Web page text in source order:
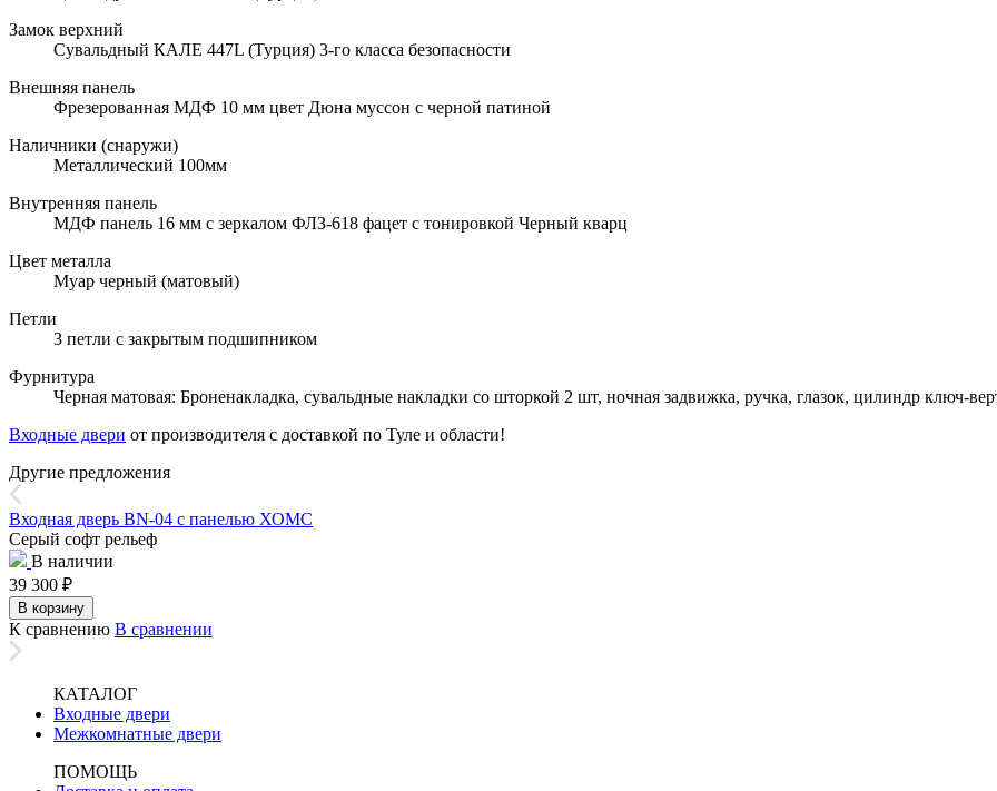
Замок верхний
Сувальдный КАЛЕ 447L (Турция) 3-го класса безопасности
Внешняя панель
Фрезерованная МДФ 10 мм цвет Дюна муссон с черной патиной
Наличники (снаружи)
Металлический 100мм
Внутренняя панель
МДФ панель 16 мм с зеркалом ФЛЗ-618 фацет с тонировкой Черный кварц
Цвет металла
Муар черный (матовый)
Петли
3 петли с закрытым подшипником
Фурнитура
Черная матовая: Броненакладка, сувальдные накладки со шторкой 2 шт, ночная задвижка, ручка, глазок, цилиндр ключ-
Входные двери от производителя с доставкой по Туле и области!
Другие предложения
Входная дверь BN-04 с панелью ХОМС
Серый софт рельеф
В наличии
39 300 ₽
В корзину
К сравнению В сравнении
КАТАЛОГ
Входные двери
Межкомнатные двери
ПОМОЩЬ